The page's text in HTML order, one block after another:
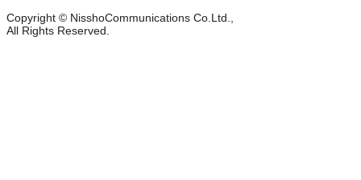
Copyright © NisshoCommunications Co.Ltd.,
All Rights Reserved.